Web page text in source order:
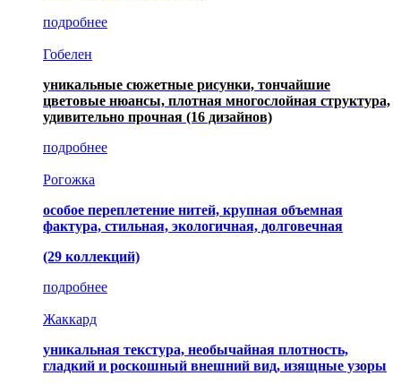
подробнее
Гобелен
уникальные сюжетные рисунки, тончайшие
цветовые нюансы, плотная многослойная структура,
удивительно прочная (16 дизайнов)
подробнее
Рогожка
особое переплетение нитей, крупная объемная
фактура, стильная, экологичная, долговечная
(29 коллекций)
подробнее
Жаккард
уникальная текстура, необычайная плотность,
гладкий и роскошный внешний вид, изящные узоры